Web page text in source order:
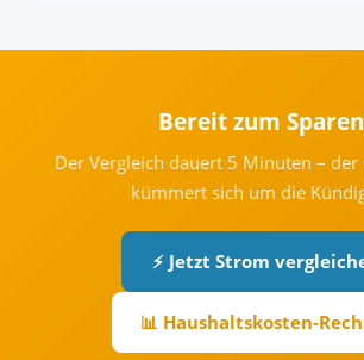
Bereit zum
Der Vergleich dauert 5 Minuten –
kümmert sich um die
⚡ Jetzt Strom
📊 Haushaltskosten-